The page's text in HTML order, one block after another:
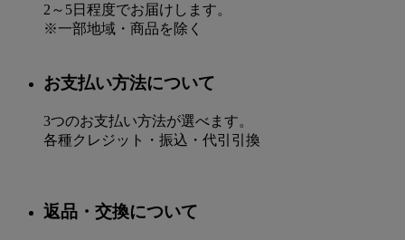
2～5日程度でお届けします。
※一部地域・商品を除く
お支払い方法について
3つのお支払い方法が選べます。
各種クレジット・振込・代引引換
返品・交換について